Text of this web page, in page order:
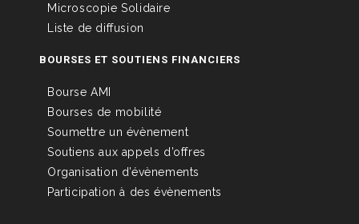
Microscopie Solidaire
Liste de diffusion
BOURSES ET SOUTIENS FINANCIERS
Bourse AMI
Bourses de mobilité
Soumettre un évènement
Soutiens aux appels d’offres
Organisation d’évènements
Participation à des évènements